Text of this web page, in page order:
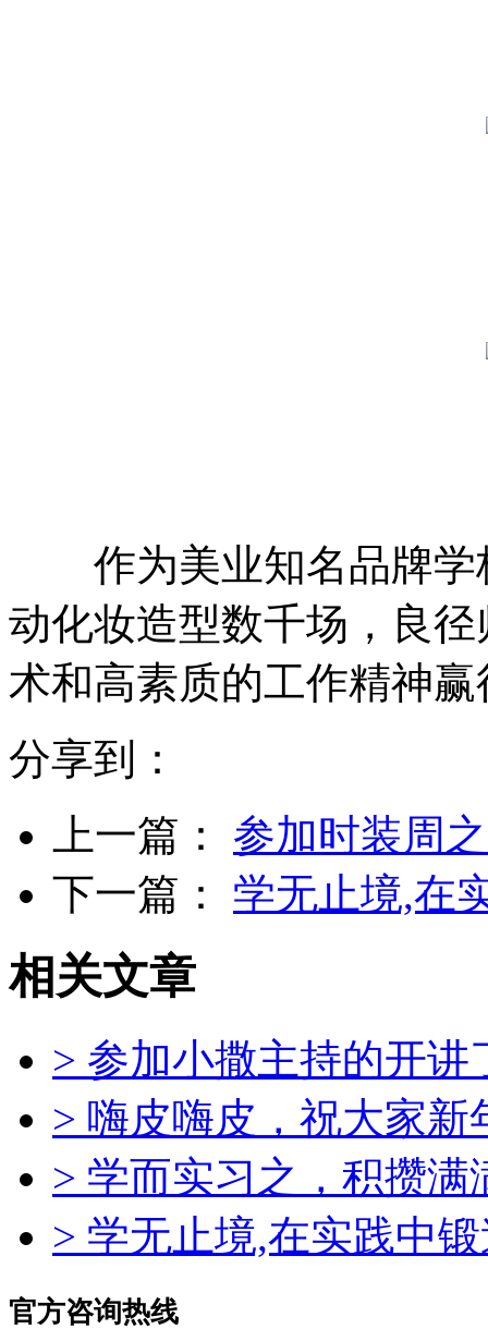
作为美业知名品牌学
动化妆造型数千场，良
术和高素质的工作精神
分享到：
上一篇：
参加时装周
下一篇：
学无止境,在
相关文章
> 参加小撒主持的开
> 嗨皮嗨皮，祝大家
> 学而实习之，积攒
> 学无止境,在实践中
官方咨询热线